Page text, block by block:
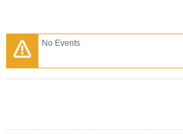
No Events